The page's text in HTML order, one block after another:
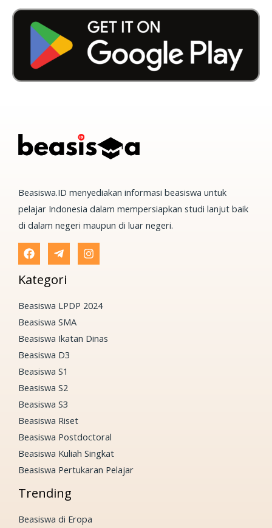
Beasiswa.ID menyediakan informasi beasiswa untuk
pelajar Indonesia dalam mempersiapkan studi lanjut baik
di dalam negeri maupun di luar negeri.
Kategori
Beasiswa LPDP 2024
Beasiswa SMA
Beasiswa Ikatan Dinas
Beasiswa D3
Beasiswa S1
Beasiswa S2
Beasiswa S3
Beasiswa Riset
Beasiswa Postdoctoral
Beasiswa Kuliah Singkat
Beasiswa Pertukaran Pelajar
Trending
Beasiswa di Eropa